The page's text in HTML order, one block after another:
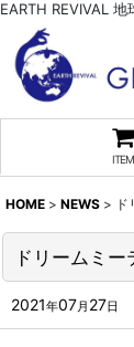
EARTH REVIVAL 地
ITEM
HOME > NEWS >
ドリームミ
2021年07月 27日